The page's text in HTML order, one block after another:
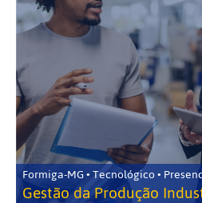
Formiga-MG • Tecnológico •
Gestão da Produção